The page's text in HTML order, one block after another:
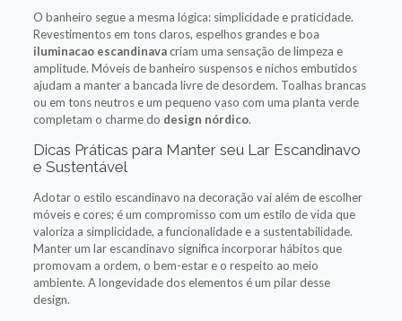
O banheiro segue a mesma lógica: simplicidade e praticidade.
Revestimentos em tons claros, espelhos grandes e boa
iluminacao escandinavacriam uma sensação de limpeza e
amplitude. Móveis de banheiro suspensos e nichos embutidos
ajudam a manter a bancada livre de desordem. Toalhas brancas
ou em tons neutros e um pequeno vaso com uma planta verde
completam o charme do design nórdico.
Dicas Práticas para Manter seu Lar Escandinavo
e Sustentável
Adotar o estilo escandinavo na decoração vai além de escolher
móveis e cores; é um compromisso com um estilo de vida que
valoriza a simplicidade, a funcionalidade e a sustentabilidade.
Manter um lar escandinavo significa incorporar hábitos que
promovam a ordem, o bem-estar e o respeito ao meio
ambiente. A longevidade dos elementos é um pilar desse
design.